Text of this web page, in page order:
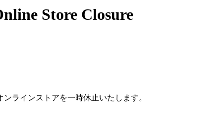
Store Closure
ラインストアを一時休止いたします。